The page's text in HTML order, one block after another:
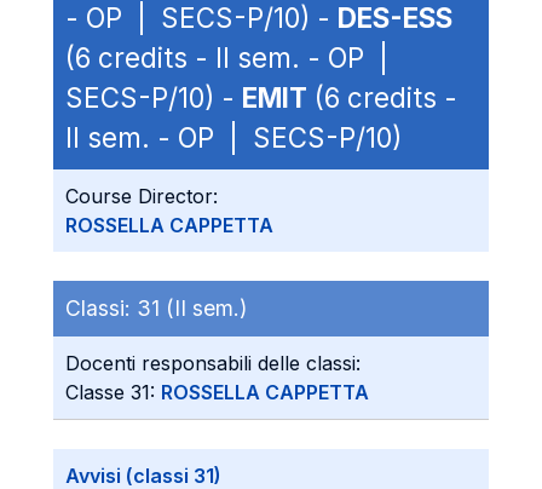
- OP | SECS-P/10) - DES-ESS
(6 credits - II sem. - OP |
SECS-P/10) - EMIT (6 credits -
II sem. - OP | SECS-P/10)
Course Director:
ROSSELLA CAPPETTA
Classi: 31 (II sem.)
Docenti responsabili delle classi:
Classe 31: ROSSELLA CAPPETTA
Avvisi (classi 31)